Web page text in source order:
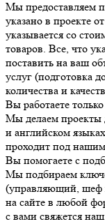
Мы предоставляем
указано в проекте
указывается со
товаров. Все, что
поставить на ваш
услуг (подготовка
количества и
Вы работаете
Мы делаем проекты
и английском
проходит под
Вы помогаете с
Мы подбираем
(управляющий, шеф
на сайте в любой
с вами свяжется